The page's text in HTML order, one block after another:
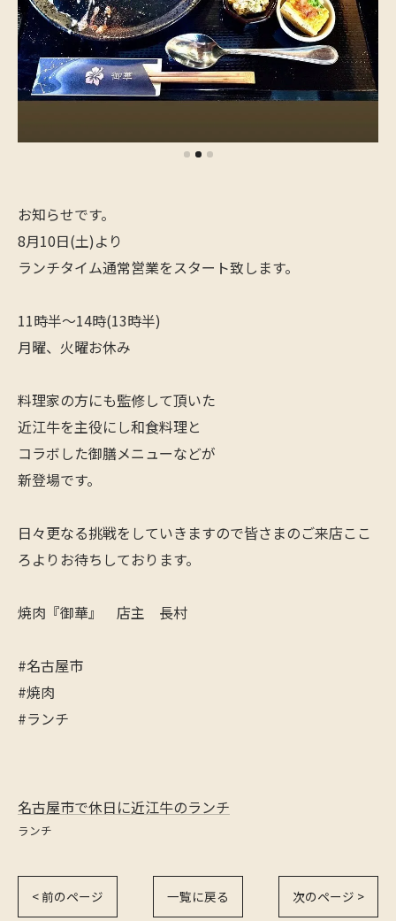
お知らせです。
8月10日(土)より
ランチタイム通常営業をスタート致します。
11時半〜14時(13時半)
月曜、火曜お休み
料理家の方にも監修して頂いた
近江牛を主役にし和食料理と
コラボした御膳メニューなどが
新登場です。
日々更なる挑戦をしていきますので皆さまのご来店ここ
ろよりお待ちしております。
焼肉『御華』 店主 長村
#名古屋市
#焼肉
#ランチ
名古屋市で休日に近江牛のランチ
ランチ
< 前のページ 一覧に戻る 次のページ >